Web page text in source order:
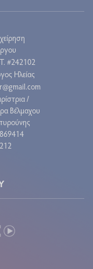
#242102
Ηλείας
/
Βέλμαχου